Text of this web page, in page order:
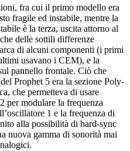
fra cui il primo modello era
fragile ed instabile, mentre la
è la terza, uscita attorno al
delle sottili differenze
di alcuni componenti (i primi
usavano i CEM), e la
pannello frontale. Ciò che
Prophet 5 era la sezione Poly-
che permetteva di usare
per modulare la frequenza
1 e la frequenza di
alla possibilità di hard-sync
nuova gamma di sonorità mai